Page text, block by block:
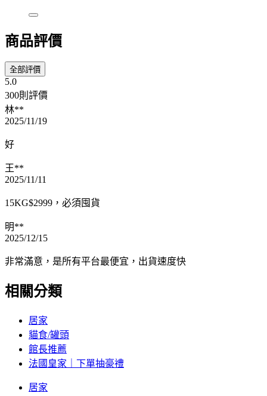
商品評價
全部評價
5.0
300則評價
林**
2025/11/19
好
王**
2025/11/11
15KG$2999，必須囤貨
明**
2025/12/15
非常滿意，是所有平台最便宜，出貨速度快
相關分類
居家
貓食/罐頭
館長推薦
法國皇家｜下單抽豪禮
居家